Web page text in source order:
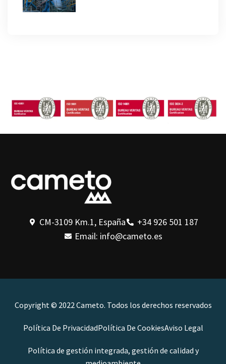
CM-3109 Km.1, España
+34 926 501 187
Email: info@cameto.es
Copyright © 2022 Cameto. Todos los derechos reservados
Política De PrivacidadPolítica De CookiesAviso Legal
Política de gestión integrada, gestión de calidad y